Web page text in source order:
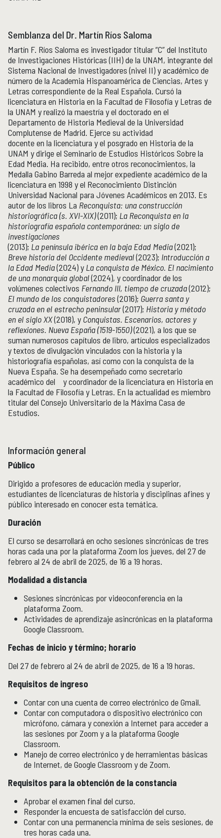
Semblanza del Dr. Martín Ríos Saloma
Martín F. Ríos Saloma es investigador titular “C” del Instituto
de Investigaciones Históricas (IIH) de la UNAM, integrante del
Sistema Nacional de Investigadores (nivel II) y académico de
número de la Academia Hispanoamérica de Ciencias, Artes y
Letras correspondiente de la Real Española. Cursó la
licenciatura en Historia en la Facultad de Filosofía y Letras de
la UNAM y realizó la maestría y el doctorado en el
Departamento de Historia Medieval de la Universidad
Complutense de Madrid. Ejerce su actividad
docente en la licenciatura y el posgrado en Historia de la
UNAM y dirige el Seminario de Estudios Históricos Sobre la
Edad Media. Ha recibido, entre otros reconocimientos, la
Medalla Gabino Barreda al mejor expediente académico de la
licenciatura en 1998 y el Reconocimiento Distinción
Universidad Nacional para Jóvenes Académicos en 2013. Es
autor de los libros La Reconquista: una construcción
historiográfica (s. XVI-XIX)(2011); La Reconquista en la
historiografía española contemporánea: un siglo de
investigaciones
(2013); La península ibérica en la baja Edad Media(2021);
Breve historia del Occidente medieval(2023); Introducción a
la Edad Media(2024) yLa conquista de México. El nacimiento
de una monarquía global(2024), y coordinador de los
volúmenes colectivos Fernando III, tiempo de cruzada(2012);
El mundo de los conquistadores(2016); Guerra santa y
cruzada en el estrecho peninsular(2017); Historia y método
en el siglo XX(2018), yConquistas. Escenarios, actores y
reflexiones. Nueva España (1519-1550)(2021), a los que se
suman numerosos capítulos de libro, artículos especializados
y textos de divulgación vinculados con la historia y la
historiografía españolas, así como con la conquista de la
Nueva España. Se ha desempeñado como secretario
académico del  y coordinador de la licenciatura en Historia en
la Facultad de Filosofía y Letras. En la actualidad es miembro
titular del Consejo Universitario de la Máxima Casa de
Estudios.
Información general
Público
Dirigido a profesores de educación media y superior,
estudiantes de licenciaturas de historia y disciplinas afines y
público interesado en conocer esta temática.
Duración
El curso se desarrollará en ocho sesiones sincrónicas de tres
horas cada una por la plataforma Zoom los jueves, del 27 de
febrero al 24 de abril de 2025, de 16 a 19 horas.
Modalidad a distancia
Sesiones sincrónicas por videoconferencia en la
plataforma Zoom.
Actividades de aprendizaje asincrónicas en la plataforma
Google Classroom.
Fechas de inicio y término; horario
Del 27 de febrero al 24 de abril de 2025, de 16 a 19 horas.
Requisitos de ingreso
Contar con una cuenta de correo electrónico de Gmail.
Contar con computadora o dispositivo electrónico con
micrófono, cámara y conexión a Internet para acceder a
las sesiones por Zoom y a la plataforma Google
Classroom.
Manejo de correo electrónico y de herramientas básicas
de Internet, de Google Classroom y de Zoom.
Requisitos para la obtención de la constancia
Aprobar el examen final del curso.
Responder la encuesta de satisfacción del curso.
Contar con una permanencia mínima de seis sesiones, de
tres horas cada una.